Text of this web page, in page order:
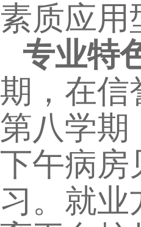
素质应用
专业特
期，在信
第八学期
下午病房
习。就业